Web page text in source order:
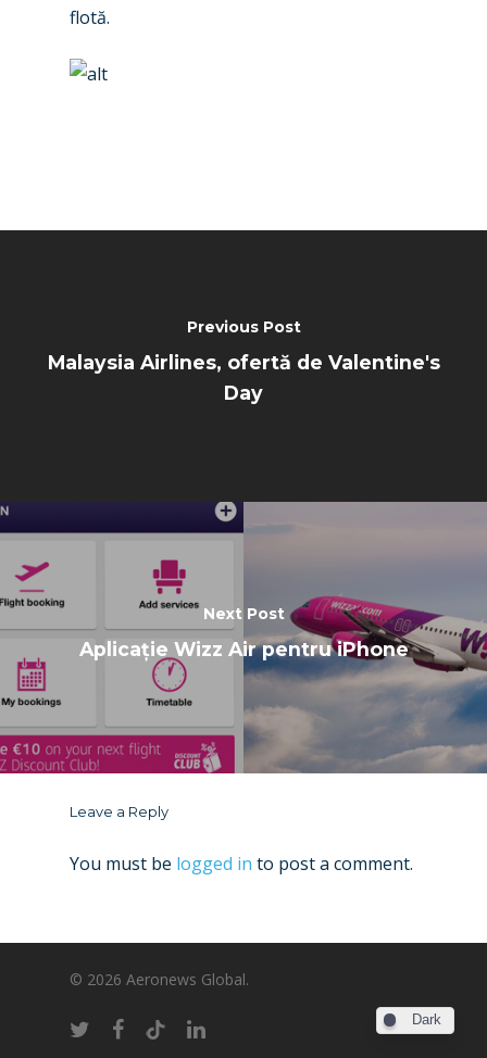
flotă.
Previous Post
Malaysia Airlines, ofertă de Valentine's
Day
Next Post
Aplicație Wizz Air pentru iPhone
Leave a Reply
You must be logged in to post a comment.
© 2026 Aeronews Global.
Dark